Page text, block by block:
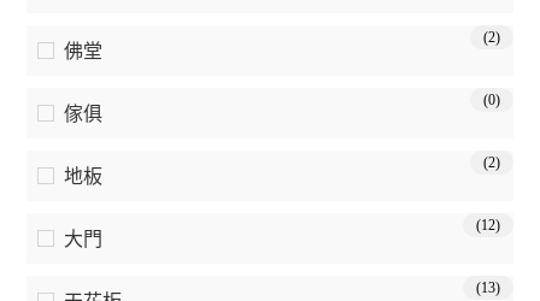
佛堂
(2)
傢俱
(0)
地板
(2)
大門
(12)
(13)